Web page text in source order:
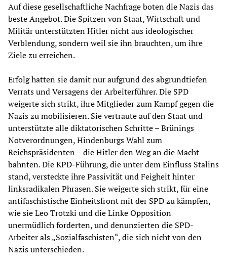
Auf diese gesellschaftliche Nachfrage boten die Nazis das
beste Angebot. Die Spitzen von Staat, Wirtschaft und
Militär unterstützten Hitler nicht aus ideologischer
Verblendung, sondern weil sie ihn brauchten, um ihre
Ziele zu erreichen.
Erfolg hatten sie damit nur aufgrund des abgrundtiefen
Verrats und Versagens der Arbeiterführer. Die SPD
weigerte sich strikt, ihre Mitglieder zum Kampf gegen die
Nazis zu mobilisieren. Sie vertraute auf den Staat und
unterstützte alle diktatorischen Schritte – Brünings
Notverordnungen, Hindenburgs Wahl zum
Reichspräsidenten – die Hitler den Weg an die Macht
bahnten. Die KPD-Führung, die unter dem Einfluss Stalins
stand, versteckte ihre Passivität und Feigheit hinter
linksradikalen Phrasen. Sie weigerte sich strikt, für eine
antifaschistische Einheitsfront mit der SPD zu kämpfen,
wie sie Leo Trotzki und die Linke Opposition
unermüdlich forderten, und denunzierten die SPD-
Arbeiter als „Sozialfaschisten“, die sich nicht von den
Nazis unterschieden.